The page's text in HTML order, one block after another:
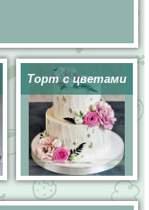
Торт с цветами